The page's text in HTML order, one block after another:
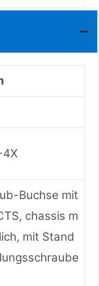
4X
Buchse mit
chassis m
mit Stand